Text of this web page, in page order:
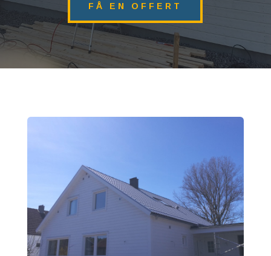
FÅ EN OFFERT